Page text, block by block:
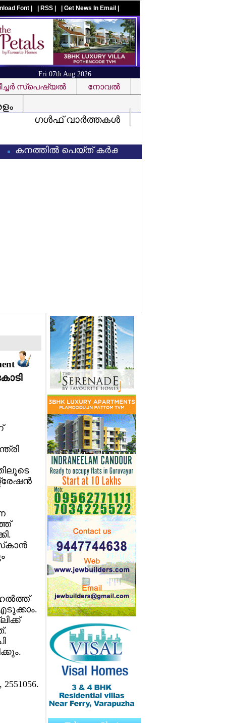
Font | | RSS | | Get News In Email |
Fri 07th Aug 2026
സ്‌പെഷ്യല്‍
നോവല്‍
ഗള്‍ഫ് വാര്‍ത്തകള്‍
പെയ്ത് കര്‍ക്കടകം: നാളെയും (8/7/2026)